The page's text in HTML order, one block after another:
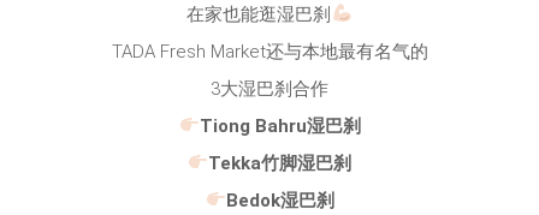
在家也能逛湿巴刹
TADA Fresh Market还与本地最有名气的
3大湿巴刹合作
Tiong Bahru湿巴刹
Tekka竹脚湿巴刹
Bedok湿巴刹